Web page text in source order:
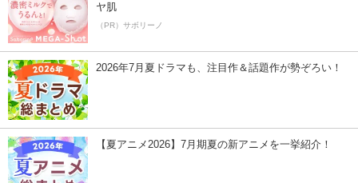
ヤ肌
（PR）サボリーノ
2026年7月夏ドラマも、注目作＆話題作が勢ぞろい！
【夏アニメ2026】7月期夏の新アニメを一挙紹介！